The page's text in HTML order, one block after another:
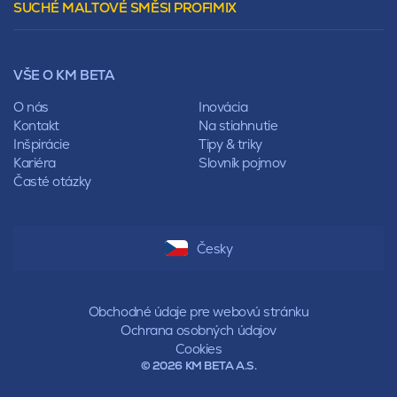
Mansardová
Pultová
Sedlová
Polovalbová
Stanová
Mansardová
Pultová
Hodonka
Preklady
Lícové murivo
Pálené zdivo Profiblok
Nosné murivo
Priečky
Vencovky
Preklady
SUCHÉ MALTOVÉ SMĚSI PROFIMIX
VŠE O KM BETA
O nás
Inovácia
Kontakt
Na stiahnutie
Inšpirácie
Tipy & triky
Kariéra
Slovník pojmov
Časté otázky
Česky
© 2026 KM BETA A.S.
Obchodné údaje pre webovú stránku
Ochrana osobných údajov
Cookies